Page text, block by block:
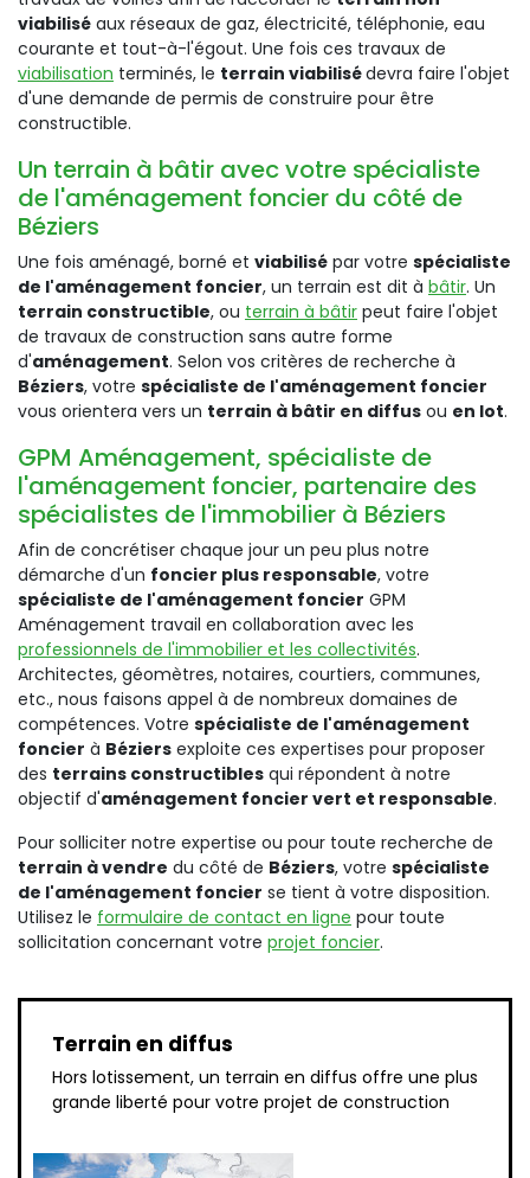
viabilisé aux réseaux de gaz, électricité, téléphonie, eau
courante et tout-à-l'égout. Une fois ces travaux de
viabilisation terminés, le terrain viabilisédevra faire l'objet
d'une demande de permis de construire pour être
constructible.
Un terrain à bâtir avec votre spécialiste
de l'aménagement foncier du côté de
Béziers
Une fois aménagé, borné et viabilisé par votre spécialiste
de l'aménagement foncier, un terrain est dit à bâtir. Un
terrain constructible, ou terrain à bâtir peut faire l'objet
de travaux de construction sans autre forme
d'aménagement. Selon vos critères de recherche à
Béziers, votre spécialiste de l'aménagement foncier
vous orientera vers un terrain à bâtir en diffus ou en lot.
GPM Aménagement, spécialiste de
l'aménagement foncier, partenaire des
spécialistes de l'immobilier à Béziers
Afin de concrétiser chaque jour un peu plus notre
démarche d'un foncier plus responsable, votre
spécialiste de l'aménagement foncier GPM
Aménagement travail en collaboration avec les
professionnels de l'immobilier et les collectivités.
Architectes, géomètres, notaires, courtiers, communes,
etc., nous faisons appel à de nombreux domaines de
compétences. Votre spécialiste de l'aménagement
foncier à Béziers exploite ces expertises pour proposer
des terrains constructibles qui répondent à notre
objectif d'aménagement foncier vert et responsable.
Pour solliciter notre expertise ou pour toute recherche de
terrain à vendre du côté de Béziers, votre spécialiste
de l'aménagement foncier se tient à votre disposition.
Utilisez le formulaire de contact en ligne pour toute
sollicitation concernant votre projet foncier.
Terrain en diffus
Hors lotissement, un terrain en diffus offre une plus
grande liberté pour votre projet de construction